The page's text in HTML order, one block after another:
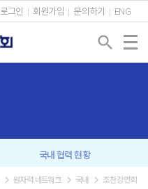
로그인 회원가입 문의하기 ENG
search
국내 협력 현황
navigate_next 원자력 네트워크 navigate_next 국내 navigate_next 조찬강연회